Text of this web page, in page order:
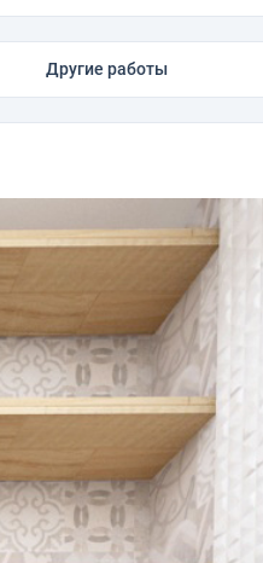
Другие работы